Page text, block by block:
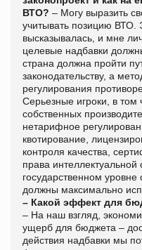
ВТО? – Могу выразить
учитывать позицию ВТО.
высказывалась, и мне
целевые надбавки
страна должна пройти
законодательству, а
регулирования
Серьезные игроки, в
собственных
нетарифное
квотирование,
контроля качества,
права
государственном
должны максимально
– Какой эффект для
– На наш взгляд,
ущерб для бюджета –
действия надбавки мы